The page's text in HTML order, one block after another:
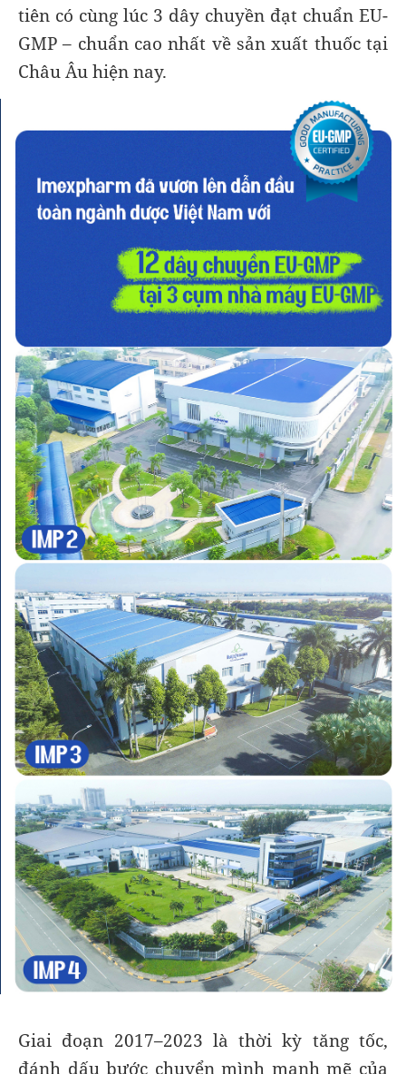
tiên có cùng lúc 3 dây chuyền đạt chuẩn EU-
GMP – chuẩn cao nhất về sản xuất thuốc tại
Châu Âu hiện nay.
Giai đoạn 2017–2023 là thời kỳ tăng tốc,
đánh dấu bước chuyển mình mạnh mẽ của